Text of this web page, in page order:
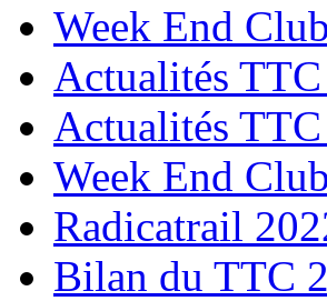
Week End
Actualités
Actualités
Week End
Radicatrail
Bilan du TTC